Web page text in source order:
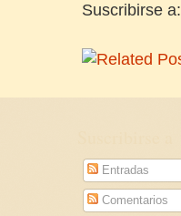
Suscribirse a:
Entradas
Comentarios